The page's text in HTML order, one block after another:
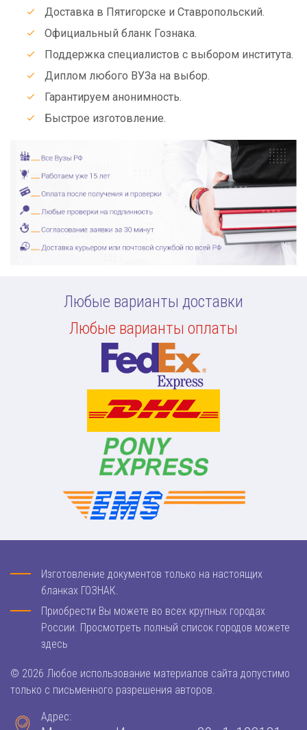
Доставка в Пятигорске и Ставропольский.
Официальный бланк Гознака.
Поддержка специалистов с выбором института.
Диплом любого ВУЗа на выбор.
Гарантируем анонимность.
Быстрое изготовление.
Любые варианты доставки
Любые варианты оплаты
Изготовление документов только на настоящих
бланках ГОЗНАК.
Приобрести Вы можете во всех крупных городах
России. Просмотреть полный список городов можете
здесь
© 2026 Любое использование материалов сайта допустимо
только с письменного разрешения авторов.
Адрес: